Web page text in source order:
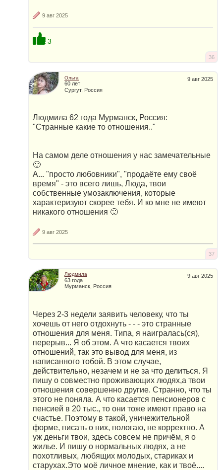
9 авг 2025
3
36
9 авг 2025
Ольга
60 лет
Сургут, Россия
Людмила 62 года Мурманск, Россия:
"Странные какие то отношения.."
На самом деле отношения у нас замечательные
🙂
А... "просто любовники", "продаёте ему своё
время" - это всего лишь, Люда, твои
собственные умозаключения, которые
характеризуют скорее тебя. И ко мне не имеют
никакого отношения 🙂
9 авг 2025
37
9 авг 2025
Людмила
63 года
Мурманск, Россия
Через 2-3 недели заявить человеку, что ты
хочешь от него отдохнуть - - - это странные
отношения для меня. Типа, я наигралась(ся),
перерыв... Я об этом. А что касается твоих
отношений, так это вывод для меня, из
написанного тобой. В этом случае,
действительно, незачем и не за что делиться. Я
пишу о совместно проживающих людях,а твои
отношения совершенно другие. Странно, что ты
этого не поняла. А что касается пенсионеров с
пенсией в 20 тыс., то они тоже имеют право на
счастье. Поэтому в такой, уничежительной
форме, писать о них, пологаю, не корректно. А
уж деньги твои, здесь совсем не причём, я о
жилье. И пишу о нормальных людях, а не
похотливых, любящих молодых, стариках и
старухах.Это моё личное мнение, как и твоё....